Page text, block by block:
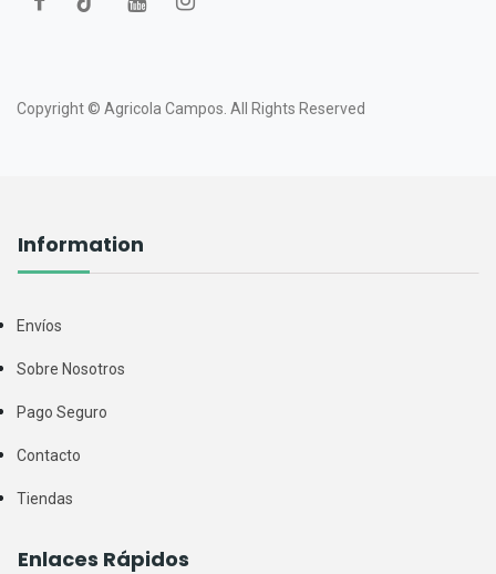
Copyright © Agricola Campos. All Rights Reserved
Information
Envíos
Sobre Nosotros
Pago Seguro
Contacto
Tiendas
Enlaces Rápidos